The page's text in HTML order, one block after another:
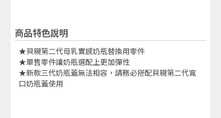
商品特色說明
★貝親第二代母乳實感奶瓶替換用零件
★單售零件讓奶瓶選配上更加彈性
★新款三代奶瓶蓋無法相容，請務必搭配貝親第二代寬
口奶瓶蓋使用